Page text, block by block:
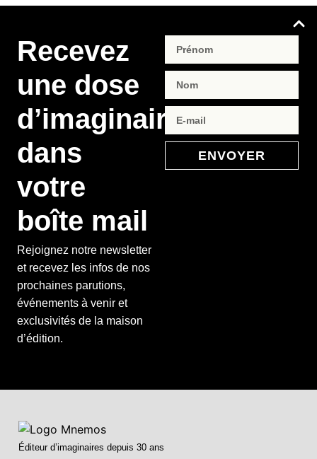
Recevez
une dose
d’imaginaire
dans
votre
boîte mail
Rejoignez notre newsletter
et recevez les infos de nos
prochaines parutions,
événements à venir et
exclusivités de la maison
d’édition.
ENVOYER
Éditeur d’imaginaires depuis 30 ans